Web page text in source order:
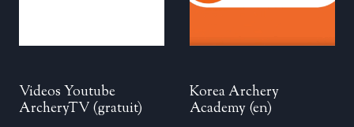
Videos Youtube
ArcheryTV (gratuit)
Korea Archery
Academy (en)